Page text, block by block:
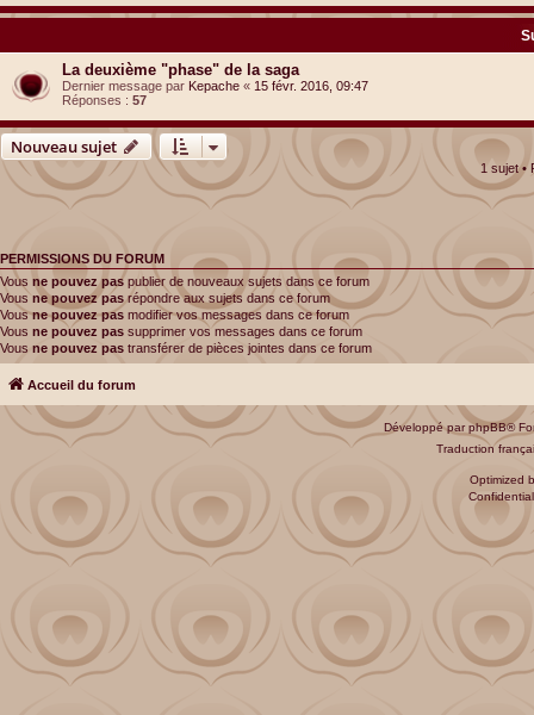
La deuxième "phase" de la saga
Dernier message par Kepache « 15 févr. 2016, 09:47
Réponses : 57
Nouveau sujet
1 sujet •
PERMISSIONS DU FORUM
Vous ne pouvez pas publier de nouveaux sujets dans ce forum
Vous ne pouvez pasrépondre aux sujets dans ce forum
Vousne pouvez pas modifier vos messages dans ce forum
Vous ne pouvez pas supprimer vos messages dans ce forum
Vous ne pouvez pas transférer de pièces jointes dans ce forum
Accueil du forum
Développé parphpBB®
Traduction
Optimized